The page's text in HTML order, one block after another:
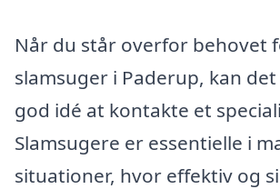
Når du står overfor behovet
slamsuger i Paderup, kan
god idé at kontakte et
Slamsugere er essentielle i
situationer, hvor effektiv og